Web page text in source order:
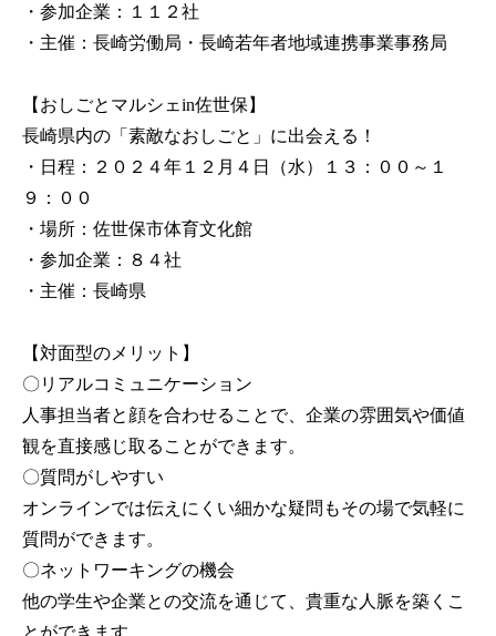
・参加企業：１１２社
・主催：長崎労働局・長崎若年者地域連携事業事務局
【おしごとマルシェin佐世保】
長崎県内の「素敵なおしごと」に出会える！
・日程：２０２４年１２月４日（水）１３：００～１
９：００
・場所：佐世保市体育文化館
・参加企業：８４社
・主催：長崎県
【対面型のメリット】
〇リアルコミュニケーション
人事担当者と顔を合わせることで、企業の雰囲気や価値
観を直接感じ取ることができます。
〇質問がしやすい
オンラインでは伝えにくい細かな疑問もその場で気軽に
質問ができます。
〇ネットワーキングの機会
他の学生や企業との交流を通じて、貴重な人脈を築くこ